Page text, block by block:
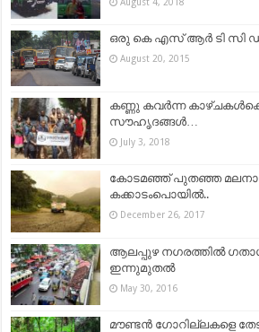
ഒരു കെ എസ് ആര്‍ ടി സി
August 20, 2015
കണ്ണു കവർന്ന
സൗഹൃദങ്ങൾ…
July 3, 2018
കോടമഞ്ഞ് പുതഞ്ഞ
കക്കാടംപൊയില്‍..
December 26, 2017
ആലപ്പുഴ നഗരത്തിൽ
ഇന്നുമുതൽ
May 30, 2016
മൗണ്ടൻ ഗോറില്ലകളെ